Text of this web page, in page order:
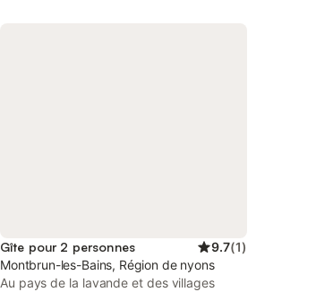
Gîte pour 2 personnes 9.7(1)
Montbrun-les-Bains, Région de nyons
Au pays de la lavande et des villages